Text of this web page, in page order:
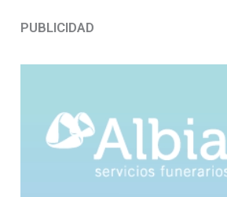
PUBLICIDAD